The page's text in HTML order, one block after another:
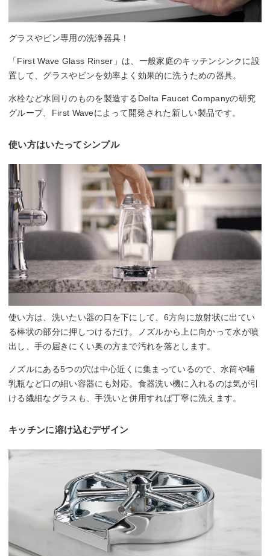
グラスやビン専用の洗浄器具！
「First Wave Glass Rinser」は、一般家庭のキッチンシンクに設
置して、グラスやビンを効率よく効果的に洗うための器具。
水栓など水回りのものを製造するDelta Faucet Companyの研究
グループ、First Waveによって開発された新しい製品です。
使い方はいたってシンプル
使い方は、洗いたい器の口を下にして、6方向に放射状に出てい
る棒状の部分に押しつけるだけ。ノズルから上に向かって水が噴
出し、手の届きにくい奥の方まで汚れを落とします。
ノズルにある5つの穴は中心近くに集まっているので、水筒や哺
乳瓶など口の細い容器にも対応。食器洗い機に入れるのは気が引
ける繊細なグラスも、手洗いと併用すれば丁寧に洗えます。
キッチンに溶け込むデザイン